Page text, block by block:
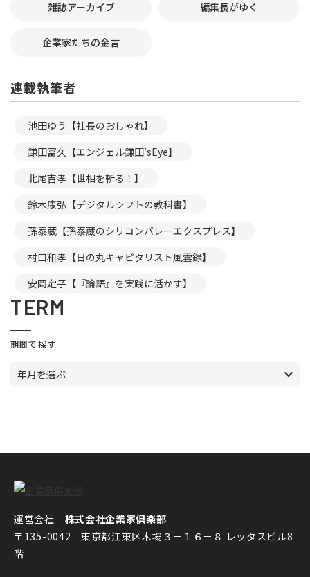
雑誌アーカイブ 編集長がゆく
企業家たちの金言
連載執筆者
池田ゆう【社長のおしゃれ】
鎌田富久【エンジェル鎌田’sEye】
北尾吉孝【世相を斬る！】
鈴木康弘【デジタルシフトの教科書】
孫泰蔵【孫泰蔵のシリコンバレーエクスプレス】
村口和孝【日の丸キャピタリスト風雲録】
安岡定子【『論語』を実践に活かす】
TERM
期間で探す
年月を選ぶ
運営会社｜ 株式会社企業家倶楽部
〒135-0042 東京都江東区木場３－１６－８ レッタスビル8
階